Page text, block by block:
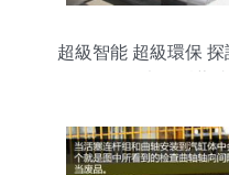
超級智能 超級環保